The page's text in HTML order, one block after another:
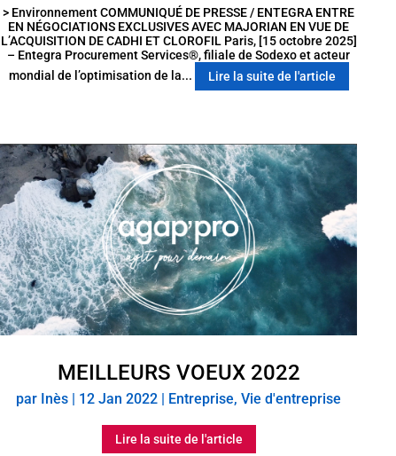
> Environnement COMMUNIQUÉ DE PRESSE / ENTEGRA ENTRE
EN NÉGOCIATIONS EXCLUSIVES AVEC MAJORIAN EN VUE DE
L’ACQUISITION DE CADHI ET CLOROFIL Paris, [15 octobre 2025]
– Entegra Procurement Services®, filiale de Sodexo et acteur
mondial de l’optimisation de la...
Lire la suite de l'article
MEILLEURS VOEUX 2022
par Inès 12 Jan 2022 Entreprise,Vie d'entreprise
Lire la suite de l'article